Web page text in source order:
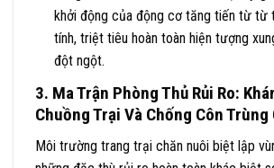
khởi động của động cơ tăng tiến từ từ
tính, triệt tiêu hoàn toàn hiện tượng
đột ngột.
3. Ma Trận Phòng Thủ Rủi Ro:
Chuồng Trại Và Chống Côn Trùng
Môi trường trang trại chăn nuôi biệt lập